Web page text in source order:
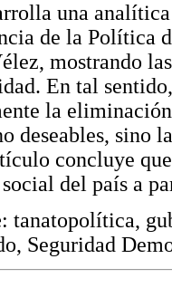
una
de la Política
mostrando
En tal
la
deseables, sino
concluye
del país a
: tanatopolítica,
Seguridad